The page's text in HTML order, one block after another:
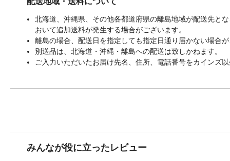
北海道、沖縄県、その他各都道府県の離島地域が配送先と
おいて追加送料が発生する場合がございます。
離島の場合、配送日を指定しても指定日通り届かない場合
別送品は、北海道・沖縄・離島への配送は致しかねます。
ご入力いただいたお届け先名、住所、電話番号をカインズ
みんなが役に立ったレビュー